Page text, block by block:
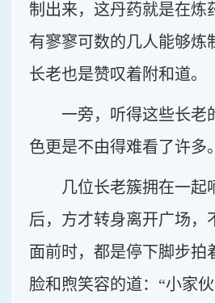
制出来，这丹药就是在炼
有寥寥可数的几人能够炼
长老也是赞叹着附和道。
一旁，听得这些长老
色更是不由得难看了许多。
几位长老簇拥在一起
后，方才转身离开广场，
面前时，都是停下脚步拍
脸和煦笑容的道：“小家